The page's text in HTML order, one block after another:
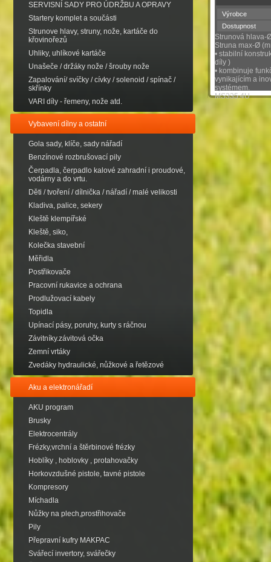
SERVISNÍ SADY PRO ÚDRŽBU A OPRAVY
Startery komplet a součásti
Strunove hlavy, struny, nože, kartáče do
křovinořezů
Uhliky, uhlíkové kartáče
Unašeče / držáky nože / šrouby nože
Zapalování/ svíčky / cívky / solenoid / spínač /
skřínky
VARI díly - řemeny, nože atd.
Vybavení dílny a ostatní
Gola sady, klíče, sady nářadí
Benzínové rozbrušovací pily
Čerpadla, čerpadlo kalové zahradní i proudové,
vodárny a do vrtu.
Děti / tvoření / dílnička / nářadí / malé velikosti
Kladiva, palice, sekery
Kleště klempířské
Kleště, siko,
Kolečka stavební
Měřidla
Postřikovače
Pracovní rukavice a ochrana
Prodlužovací kabely
Topidla
Upínací pásy, poruhy, kurty s ráčnou
Závitníky.závitová očka
Zemní vrtáky
Zvedáky hydraulické, nůžkové a řetězové
Aku a elektronářadí
AKU program
Brusky
Elektrocentrály
Frézky,vrchní a štěrbinové frézky
Hoblíky , hoblovky , protahovačky
Horkovzdušné pistole, tavné pistole
Kompresory
Míchadla
Nůžky na plech,prostřihovače
Pily
Přepravní kufry MAKPAC
Svářecí invertory, svářečky
Výrobce
Dostupnost
Strunová hlava-
Struna max-Ø
• stabilní
díly )
• kombinuje
vynikajícím a
systémem.
MS335.4U